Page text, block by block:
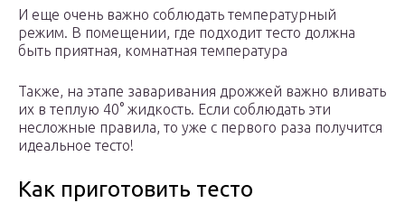
И еще очень важно соблюдать температурный
режим. В помещении, где подходит тесто должна
быть приятная, комнатная температура
Также, на этапе заваривания дрожжей важно вливать
их в теплую 40° жидкость. Если соблюдать эти
несложные правила, то уже с первого раза получится
идеальное тесто!
Как приготовить тесто